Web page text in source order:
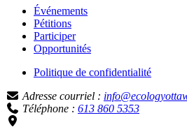
Événements
Pétitions
Participer
Opportunités
Politique de confidentialité
Adresse courriel :
Téléphone : 613 860 5353